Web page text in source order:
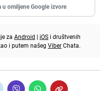
u omiljene Google izvore
za Android | iOS i društvenih
i putem našeg ViberChata.